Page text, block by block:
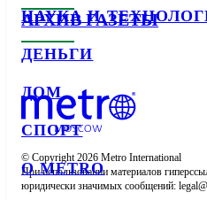
НАУКА И
ДЕНЬГИ
ДОМ
СПОРТ
О METRO
АРХИВ ГАЗЕТЫ
© Copyright 2026 Metro International
При использовании материалов
юридически значимых сообщений: